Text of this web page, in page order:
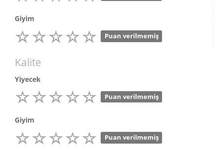
Giyim
Puan verilmemiş
Kalite
Yiyecek
Puan verilmemiş
Giyim
Puan verilmemiş